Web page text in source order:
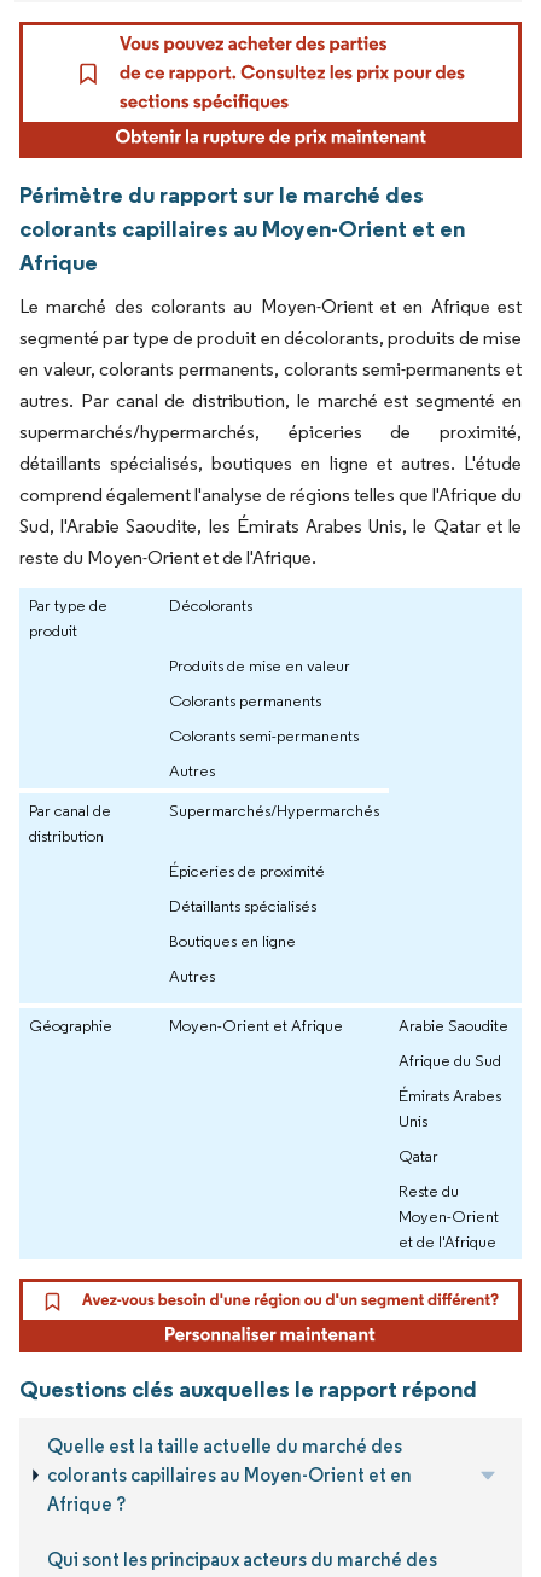
Périmètre du rapport sur le marché des
colorants capillaires au Moyen-Orient et en
Afrique
Le marché des colorants au Moyen-Orient et en Afrique est
segmenté par type de produit en décolorants, produits de mise
en valeur, colorants permanents, colorants semi-permanents et
autres. Par canal de distribution, le marché est segmenté en
supermarchés/hypermarchés, épiceries de proximité,
détaillants spécialisés, boutiques en ligne et autres. L'étude
comprend également l'analyse de régions telles que l'Afrique du
Sud, l'Arabie Saoudite, les Émirats Arabes Unis, le Qatar et le
reste du Moyen-Orient et de l'Afrique.
Par type de
produit
Décolorants
Produits de mise en valeur
Colorants permanents
Colorants semi-permanents
Autres
Par canal de
distribution
Supermarchés/Hypermarchés
Épiceries de proximité
Détaillants spécialisés
Boutiques en ligne
Autres
Géographie Moyen-Orient et Afrique
Arabie Saoudite
Afrique du Sud
Émirats Arabes
Unis
Qatar
Reste du
Moyen-Orient
et de l'Afrique
Questions clés auxquelles le rapport répond
Quelle est la taille actuelle du marché des
colorants capillaires au Moyen-Orient et en
Afrique ?
Qui sont les principaux acteurs du marché des